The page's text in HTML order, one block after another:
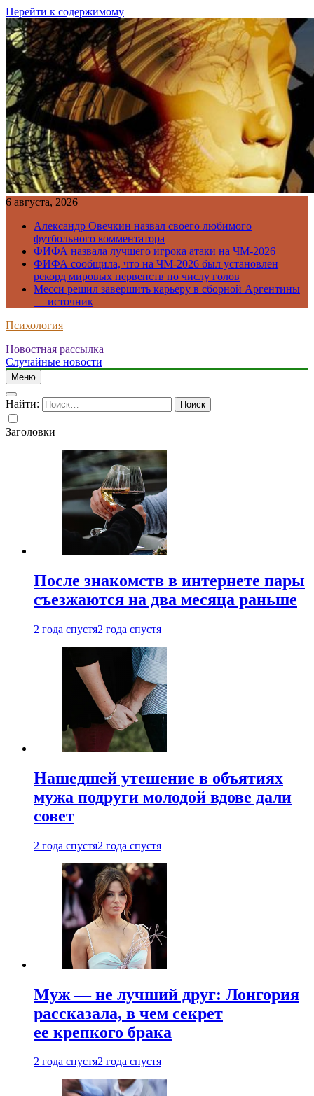
Перейти к содержимому
6 августа, 2026
Александр Овечкин назвал своего любимого
футбольного комментатора
ФИФА назвала лучшего игрока атаки на ЧМ-2026
ФИФА сообщила, что на ЧМ-2026 был установлен
рекорд мировых первенств по числу голов
Месси решил завершить карьеру в сборной Аргентины
— источник
Психология
Новостная рассылка
Случайные новости
Меню
Найти:
Заголовки
После знакомств в интернете пары
съезжаются на два месяца раньше
2 года спустя2 года спустя
Нашедшей утешение в объятиях
мужа подруги молодой вдове дали
совет
2 года спустя2 года спустя
Муж — не лучший друг: Лонгория
рассказала, в чем секрет
ее крепкого брака
2 года спустя2 года спустя